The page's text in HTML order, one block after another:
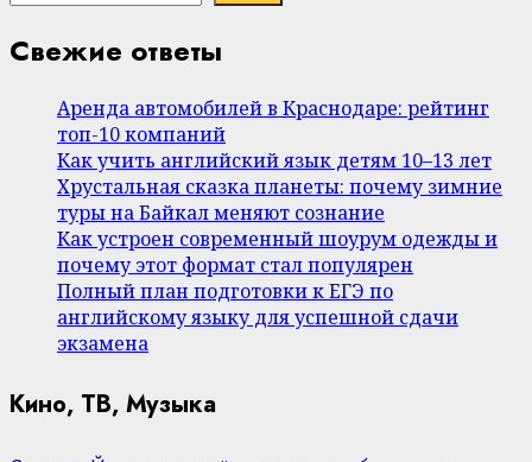
Свежие ответы
Аренда автомобилей в Краснодаре: рейтинг
топ-10 компаний
Как учить английский язык детям 10–13 лет
Хрустальная сказка планеты: почему зимние
туры на Байкал меняют сознание
Как устроен современный шоурум одежды и
почему этот формат стал популярен
Полный план подготовки к ЕГЭ по
английскому языку для успешной сдачи
экзамена
Кино, ТВ, Музыка